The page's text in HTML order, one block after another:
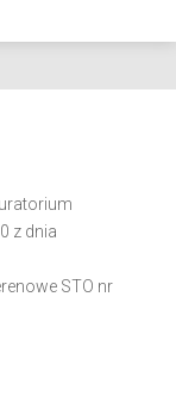
z dnia
STO nr